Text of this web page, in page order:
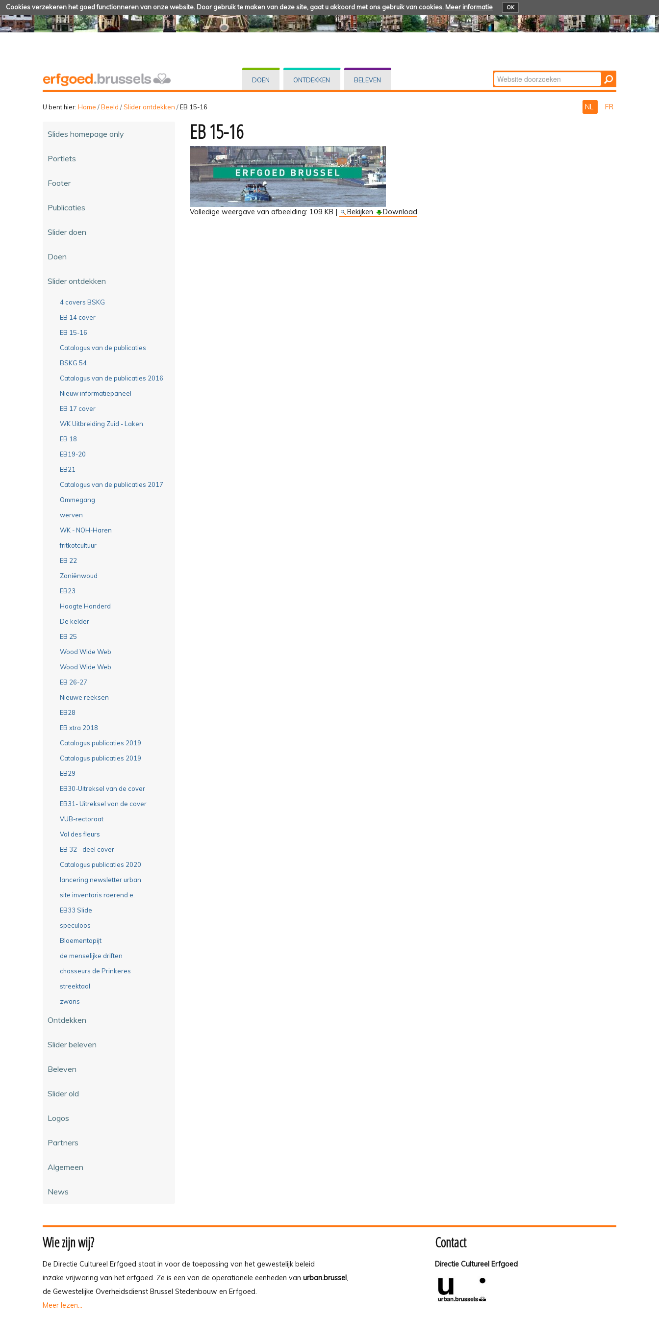
Cookies verzekeren het goed functionneren van onze website. Door gebruik te maken van deze site, gaat u akkoord met ons gebruik van cookies. Meer informatie OK
DOEN ONTDEKKEN BELEVEN Zoek
Geavanceerd
U bent hier: Home /Beeld /Slider ontdekken /EB 15-16 NL FR
Slides homepage only
Portlets
Footer
Publicaties
Slider doen
Doen
Slider ontdekken
4 covers BSKG
EB 14 cover
EB 15-16
Catalogus van de publicaties
BSKG 54
Catalogus van de publicaties 2016
Nieuw informatiepaneel
EB 17 cover
WK Uitbreiding Zuid - Laken
EB 18
EB19-20
EB21
Catalogus van de publicaties 2017
Ommegang
werven
WK - NOH-Haren
fritkotcultuur
EB 22
Zoniënwoud
EB23
Hoogte Honderd
De kelder
EB 25
Wood Wide Web
Wood Wide Web
EB 26-27
Nieuwe reeksen
EB28
EB xtra 2018
Catalogus publicaties 2019
Catalogus publicaties 2019
EB29
EB30-Uitreksel van de cover
EB31- Uitreksel van de cover
VUB-rectoraat
Val des fleurs
EB 32 - deel cover
Catalogus publicaties 2020
lancering newsletter urban
site inventaris roerend e.
EB33 Slide
speculoos
Bloementapijt
de menselijke driften
chasseurs de Prinkeres
streektaal
zwans
Ontdekken
Slider beleven
Beleven
Slider old
Logos
Partners
Algemeen
News
EB 15-16
Volledige weergave van afbeelding: 109 KB | Bekijken Download
Wie zijn wij?
De Directie Cultureel Erfgoed staat in voor de toepassing van het gewestelijk beleid
inzake vrijwaring van het erfgoed. Ze is een van de operationele eenheden van urban.brussel,
de Gewestelijke Overheidsdienst Brussel Stedenbouw en Erfgoed.
Meer lezen...
Contact
Directie Cultureel Erfgoed